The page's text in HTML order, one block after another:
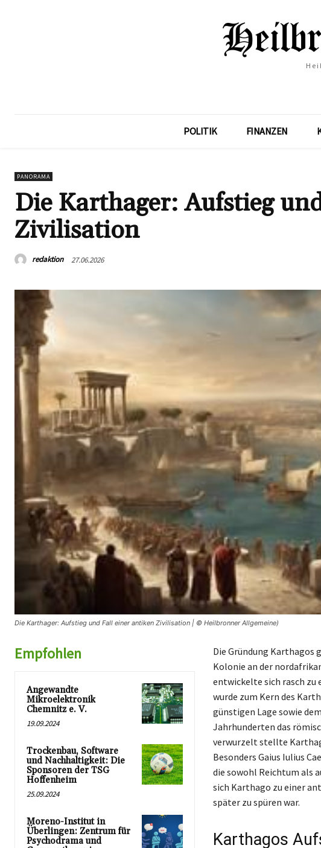
POLITIK FINANZEN
PANORAMA
Die Karthager: Aufstieg
Zivilisation
redaktion 27.06.2026
Die Karthager: Aufstieg und Fall einer antiken Zivilisation | © Heilbronner Allgemeine)
Empfohlen
Angewandte
Mikroelektronik
Chemnitz e. V.
19.09.2024
Trockenbau, Software
und Nachhaltigkeit: Die
Sponsoren der TSG
Hoffenheim
25.09.2024
Moreno-Institut in
Überlingen: Zentrum für
Psychodrama und
Die Gründung Karthagos
Kolonie an der
entwickelte sich rasch
wurde zum Kern des
günstigen Lage sowie
Jahrhunderten das
verwurzelt stellte
Besonders Gaius Iulius
die sowohl Reichtum als
sich Karthago zu einer
später zu spüren war.
Karthagos